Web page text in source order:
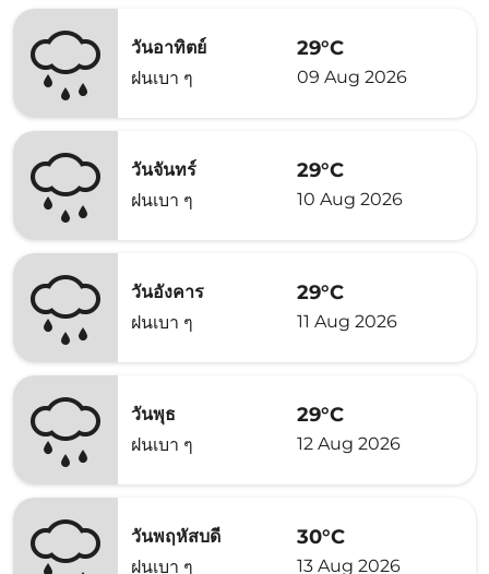
วันอาทิตย์
ฝนเบา ๆ
29°C
09 Aug 2026
วันจันทร์
ฝนเบา ๆ
29°C
10 Aug 2026
วันอังคาร
ฝนเบา ๆ
29°C
11 Aug 2026
วันพุธ
ฝนเบา ๆ
29°C
12 Aug 2026
วันพฤหัสบดี
ฝนเบา ๆ
30°C
13 Aug 2026